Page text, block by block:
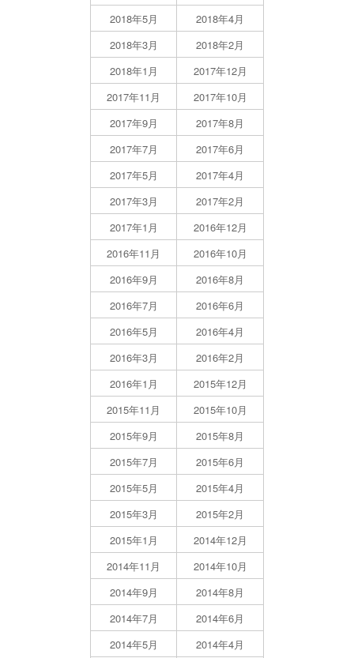
2018年5月
2018年4月
2018年3月
2018年2月
2018年1月
2017年12月
2017年11月
2017年10月
2017年9月
2017年8月
2017年7月
2017年6月
2017年5月
2017年4月
2017年3月
2017年2月
2017年1月
2016年12月
2016年11月
2016年10月
2016年9月
2016年8月
2016年7月
2016年6月
2016年5月
2016年4月
2016年3月
2016年2月
2016年1月
2015年12月
2015年11月
2015年10月
2015年9月
2015年8月
2015年7月
2015年6月
2015年5月
2015年4月
2015年3月
2015年2月
2015年1月
2014年12月
2014年11月
2014年10月
2014年9月
2014年8月
2014年7月
2014年6月
2014年5月
2014年4月